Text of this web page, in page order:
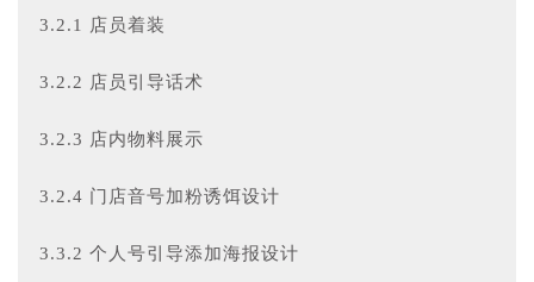
3.2.1 店员着装
3.2.2 店员引导话术
3.2.3 店内物料展示
3.2.4 门店音号加粉诱饵设计
3.3.2 个人号引导添加海报设计